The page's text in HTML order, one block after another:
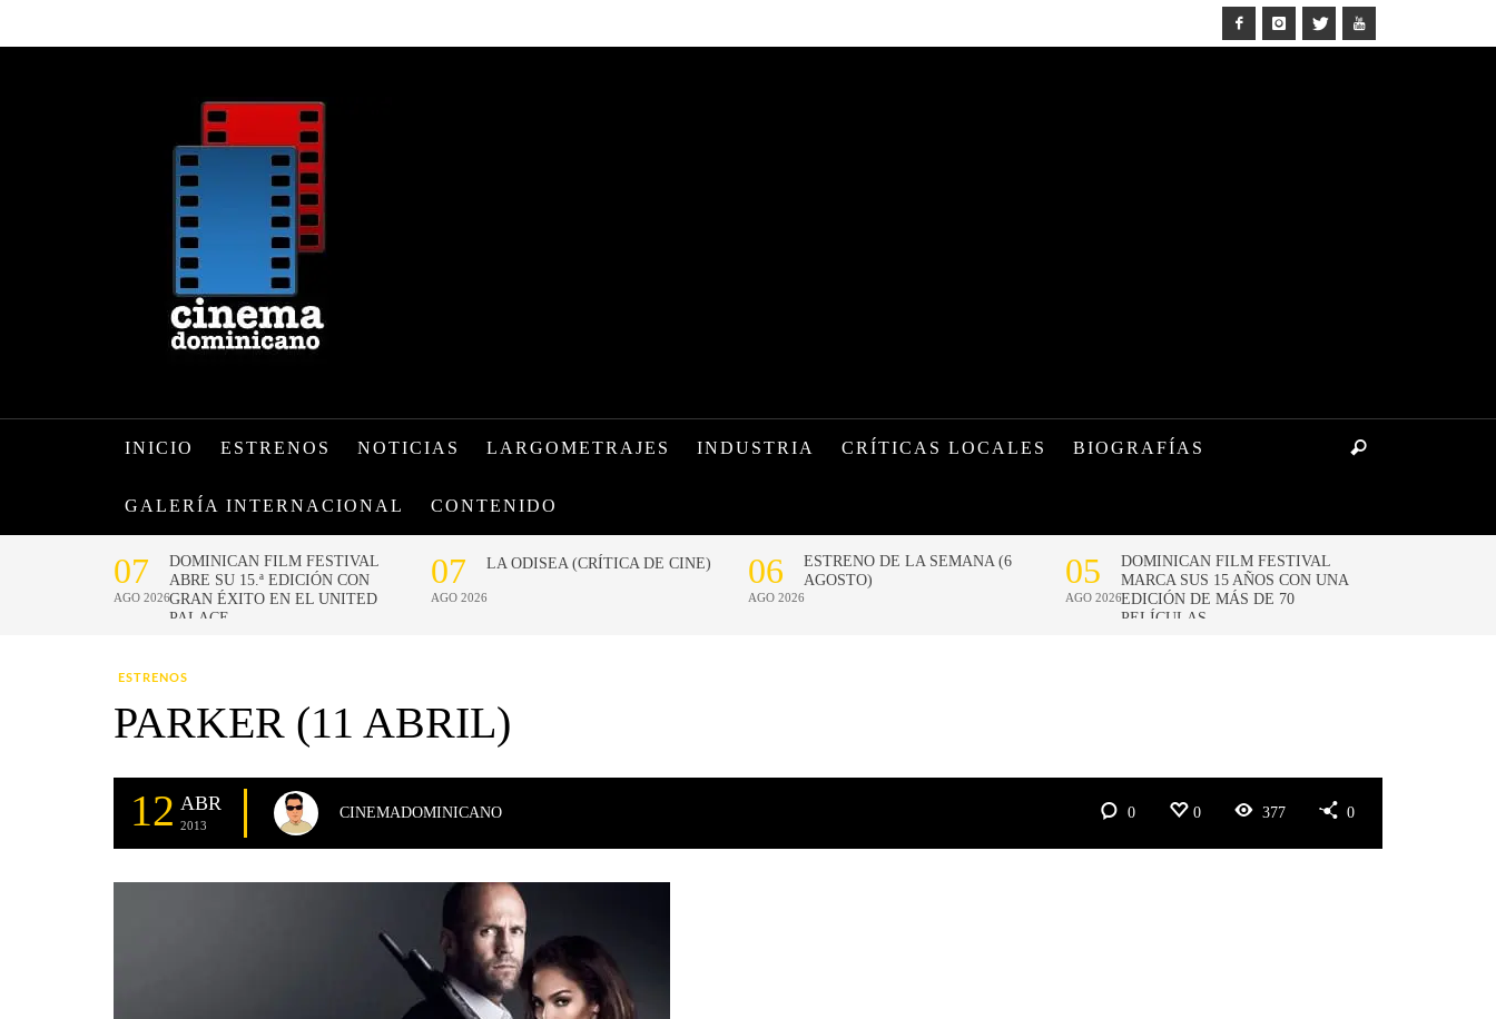
INICIO ESTRENOS NOTICIAS LARGOMETRAJES INDUSTRIA CRÍTICAS LOCALES BIOGRAFÍAS
GALERÍA INTERNACIONAL CONTENIDO
ESTRENOS
PARKER (11 ABRIL)
12 ABR
2013
CINEMADOMINICANO 0 0 377 0